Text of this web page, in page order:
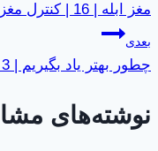
نوشته
مغز ابله | 16 | کنترل مغز | جنگ یا گریز
بعدی
چطور بهتر یاد بگیریم | 3 | متمرکز و دیفیوس
نوشته‌های